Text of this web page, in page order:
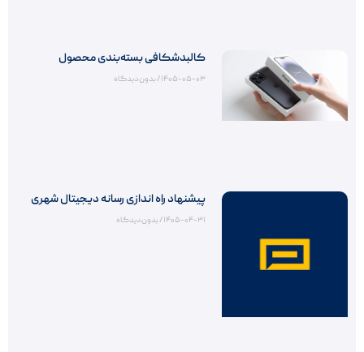
کالبدشکافی بسته‌بندی محصول
۱۴۰۵-۰۵-۰۳ بدون دیدگاه
پیشنهاد راه اندازی رسانه دیجیتال شهری
۱۴۰۵-۰۴-۳۱ بدون دیدگاه